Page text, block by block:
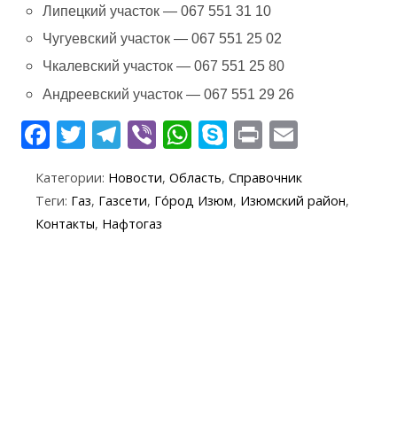
Липецкий участок — 067 551 31 10
Чугуевский участок — 067 551 25 02
Чкалевский участок — 067 551 25 80
Андреевский участок — 067 551 29 26
F
ac
e
b
T
w
itt
er
T
el
e
gr
Vi
b
er
W
h
at
s
S
k
y
p
Pr
in
t ai
l
Категории: Новости, Область, Справочник
Теги: Газ, Газсети, Го́род Изюм, Изюмский район,
Контакты, Нафтогаз